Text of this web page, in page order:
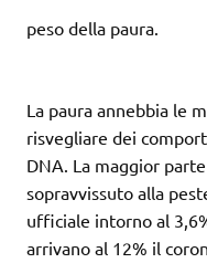
peso della paura.
La paura annebbia le
risvegliare dei
DNA. La maggior
sopravvissuto alla
ufficiale intorno al
arrivano al 12% il